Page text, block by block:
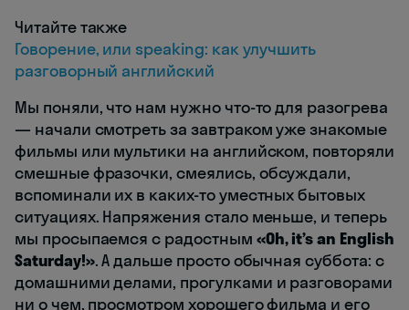
Читайте также
Говорение, или speaking: как улучшить
разговорный английский
Мы поняли, что нам нужно что-то для разогрева
— начали смотреть за завтраком уже знакомые
фильмы или мультики на английском, повторяли
смешные фразочки, смеялись, обсуждали,
вспоминали их в каких-то уместных бытовых
ситуациях. Напряжения стало меньше, и теперь
мы просыпаемся с радостным «Oh, it’s an English
Saturday!». А дальше просто обычная суббота: с
домашними делами, прогулками и разговорами
ни о чем, просмотром хорошего фильма и его